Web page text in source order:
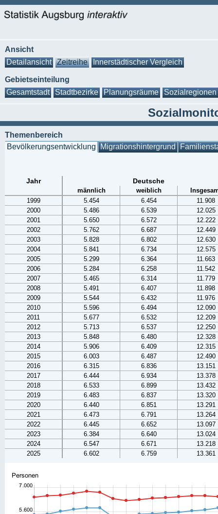
Ansicht
Detailansicht
Zeitreihe Innerstädtischer Vergleich
Gebietseinteilung
Gesamtstadt
Stadtbezirke Planungsräume Sozialregionen
Themenbereich
Bevölkerungsentwicklung Migrationshintergrund
Jahr Deutsche
männlich weiblich
1999
5.454 6.454
11.908
2000
5.486 6.539
12.025
2001
5.650 6.572
12.222
2002
5.762 6.687
12.449
2003
5.828 6.802
12.630
2004
5.841 6.734
12.575
2005
5.299 6.364
11.663
2006
5.284 6.258
11.542
2007
5.465 6.314
11.779
2008
5.491 6.407
11.898
2009
5.544 6.432
11.976
2010
5.596 6.494
12.090
2011
5.677 6.532
12.209
2012
5.713 6.537
12.250
2013
5.848 6.480
12.328
2014
5.906 6.409
12.315
2015
6.003 6.487
12.490
2016
6.315 6.836
13.151
2017
6.444 6.934
13.378
2018
6.533 6.899
13.432
2019
6.483 6.837
13.320
2020
6.440 6.851
13.291
2021
6.473 6.791
13.264
2022
6.445 6.652
13.097
2023
6.384 6.640
13.024
2024
6.547 6.671
13.218
2025
6.602 6.759 13.361